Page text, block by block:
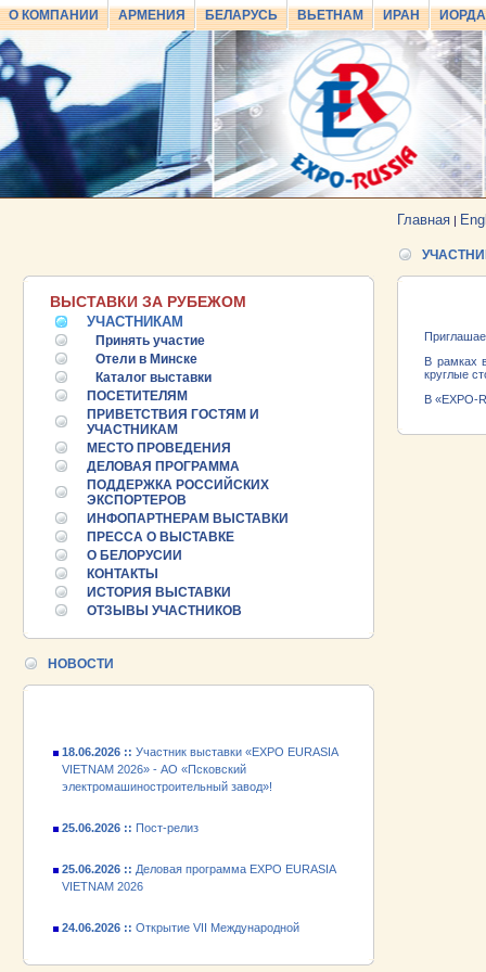
О КОМПАНИИ АРМЕНИЯ БЕЛАРУСЬ ВЬЕТНАМ ИРАН
Главная |
ВЫСТАВКИ ЗА РУБЕЖОМ
УЧАСТНИКАМ
Принять участие
Отели в Минске
Каталог выставки
ПОСЕТИТЕЛЯМ
ПРИВЕТСТВИЯ ГОСТЯМ И
УЧАСТНИКАМ
МЕСТО ПРОВЕДЕНИЯ
ДЕЛОВАЯ ПРОГРАММА
ПОДДЕРЖКА РОССИЙСКИХ
ЭКСПОРТЕРОВ
ИНФОПАРТНЕРАМ ВЫСТАВКИ
ПРЕССА О ВЫСТАВКЕ
О БЕЛОРУСИИ
КОНТАКТЫ
ИСТОРИЯ ВЫСТАВКИ
ОТЗЫВЫ УЧАСТНИКОВ
НОВОСТИ
25.06.2026 ::Пост-релиз
25.06.2026 ::Деловая программа EXPO EURASIA
VIETNAM 2026
промышленной выставки «EXPO EURASIA
VIETNAM 2026»
VIETNAM 2026» - АО «Псковский
электромашиностроительный завод»!
VIETNAM 2026
промышленной выставки «EXPO EURASIA
В рамках
круглые
В «EXPO-